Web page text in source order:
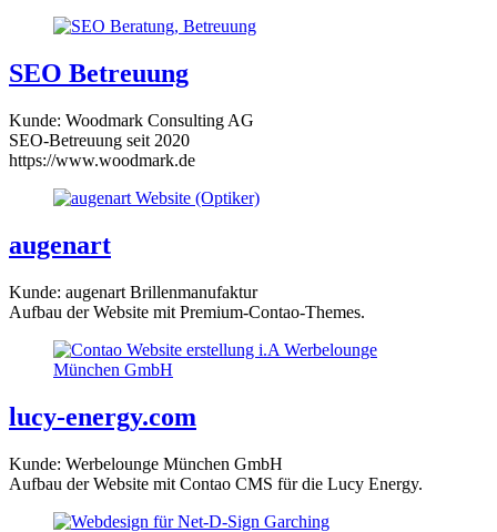
SEO Betreuung
Kunde: Woodmark Consulting AG
SEO-Betreuung seit 2020
https://www.woodmark.de
augenart
Kunde: augenart Brillenmanufaktur
Aufbau der Website mit Premium-Contao-Themes.
lucy-energy.com
Kunde: Werbelounge München GmbH
Aufbau der Website mit Contao CMS für die Lucy Energy.